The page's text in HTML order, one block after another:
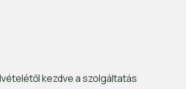
kezdve a szolgáltatás